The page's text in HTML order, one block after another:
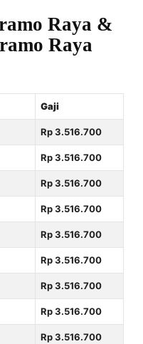
Raya &
Raya
Gaji
Rp 3.516.700
Rp 3.516.700
Rp 3.516.700
Rp 3.516.700
Rp 3.516.700
Rp 3.516.700
Rp 3.516.700
Rp 3.516.700
Rp 3.516.700